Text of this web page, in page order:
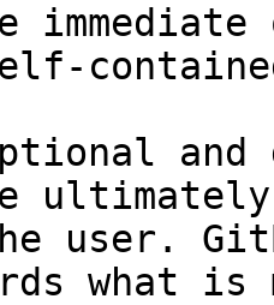
and
user.
what